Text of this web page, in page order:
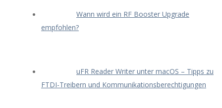
Wann wird ein RF Booster Upgrade
empfohlen?
uFR Reader Writer unter macOS – Tipps zu
FTDI-Treibern und Kommunikationsberechtigungen